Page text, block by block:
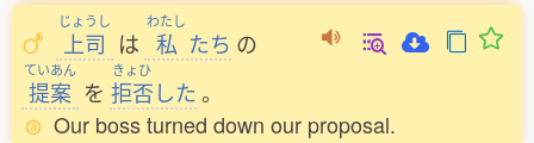
じょうし
上司 は
わたし
私 たち の
ていあん
提案 を
きょひ
拒否した。
Our boss turned down our proposal.